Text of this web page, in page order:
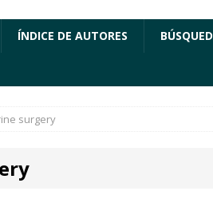
ÍNDICE DE AUTORES
surgery